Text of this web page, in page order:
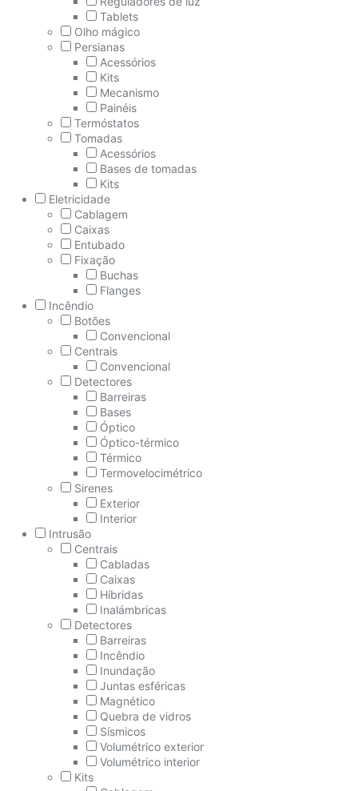
Tablets
Olho mágico
Persianas
Acessórios
Kits
Mecanismo
Painéis
Termóstatos
Tomadas
Acessórios
Bases de tomadas
Kits
Eletricidade
Cablagem
Caixas
Entubado
Fixação
Buchas
Flanges
Incêndio
Botões
Convencional
Centrais
Convencional
Detectores
Barreiras
Bases
Óptico
Óptico-térmico
Térmico
Termovelocimétrico
Sirenes
Exterior
Interior
Intrusão
Centrais
Cabladas
Caixas
Híbridas
Inalámbricas
Detectores
Barreiras
Incêndio
Inundação
Juntas esféricas
Magnético
Quebra de vidros
Sísmicos
Volumétrico exterior
Volumétrico interior
Kits